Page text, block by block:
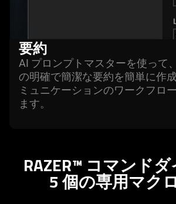
要約
AI プロンプトマスターを使って
の明確で簡潔な要約を簡単に作
ミュニケーションのワークフロ
ます。
RAZER™ コマンド
5 個の専用マク